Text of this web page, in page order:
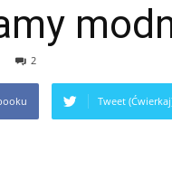
2
Tweet